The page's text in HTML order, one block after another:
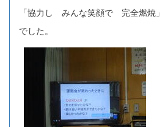
「協力し みんな笑顔で 完全燃焼」
でした。